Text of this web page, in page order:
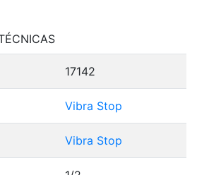
17142
Vibra Stop
Vibra Stop